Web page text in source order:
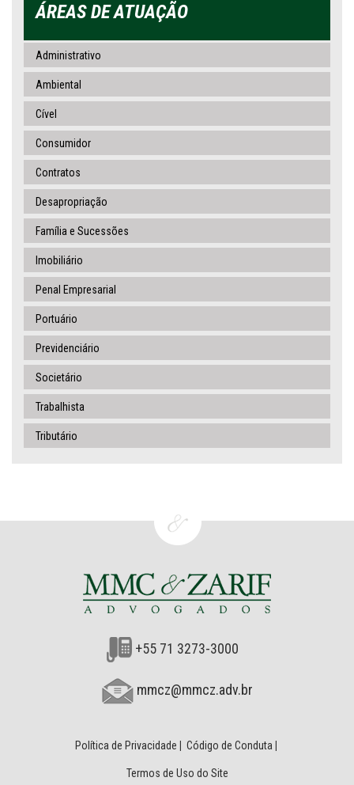
ÁREAS DE ATUAÇÃO
Administrativo
Ambiental
Cível
Consumidor
Contratos
Desapropriação
Família e Sucessões
Imobiliário
Penal Empresarial
Portuário
Previdenciário
Societário
Trabalhista
Tributário
+55 71 3273-3000
mmcz@mmcz.adv.br
Política de Privacidade Código de Conduta
Termos de Uso do Site